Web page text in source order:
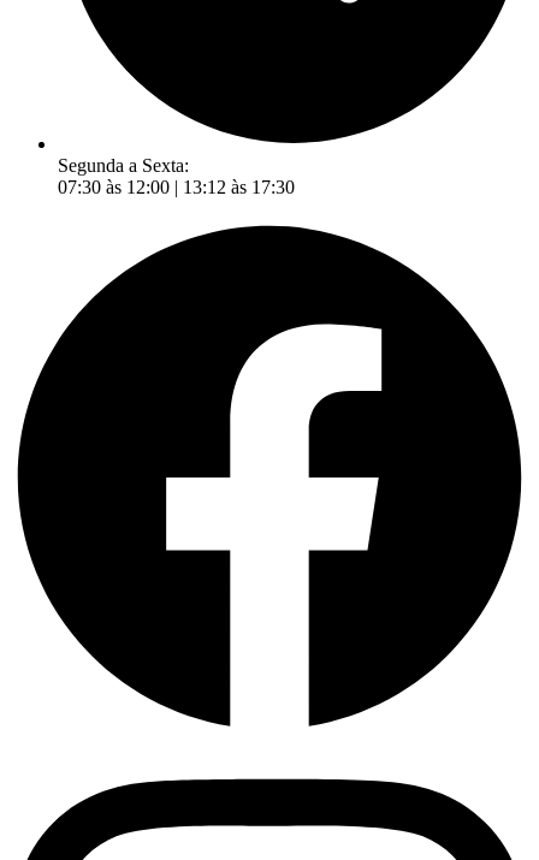
Segunda a Sexta:
07:30 às 12:00 | 13:12 às 17:30